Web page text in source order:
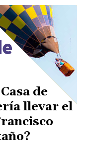
de
llevar el